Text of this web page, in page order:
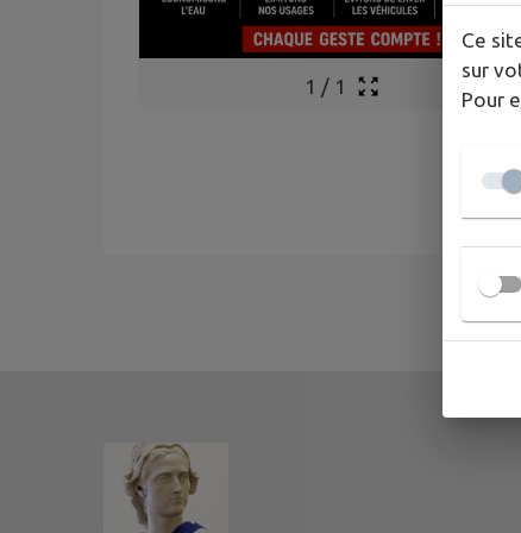
1 / 1
Ce
sur
Pour